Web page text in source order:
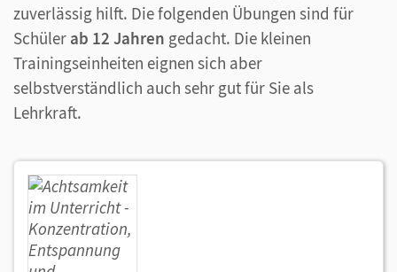
zuverlässig hilft. Die folgenden Übungen sind für
Schüler ab 12 Jahren gedacht. Die kleinen
Trainingseinheiten eignen sich aber
selbstverständlich auch sehr gut für Sie als
Lehrkraft.